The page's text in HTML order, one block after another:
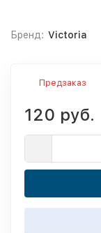
Бренд: Victoria
Предзаказ
120 руб.